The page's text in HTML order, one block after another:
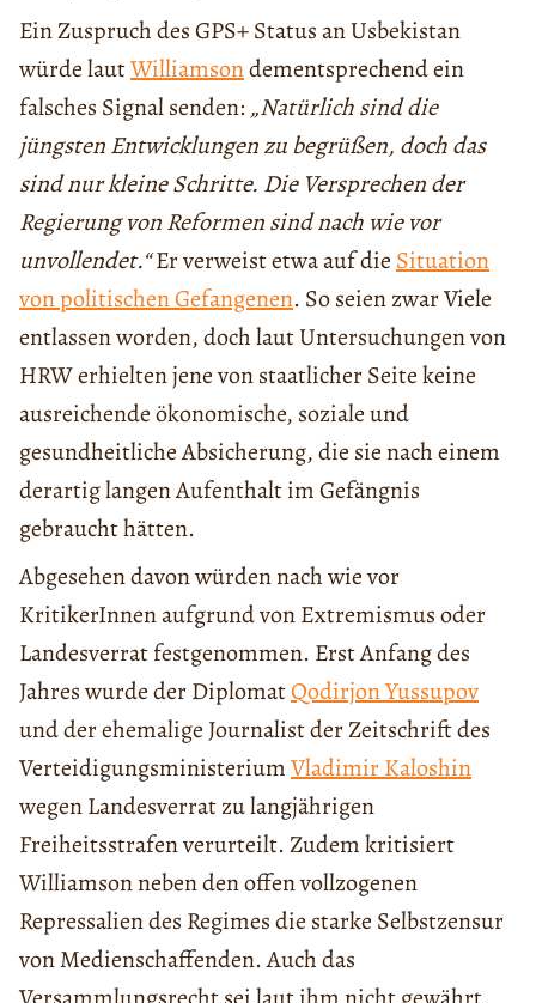
Ein Zuspruch des GPS+ Status an Usbekistan
würde lautWilliamsondementsprechend ein
falsches Signal senden: „Natürlich sind die
jüngsten Entwicklungen zu begrüßen, doch das
sind nur kleine Schritte. Die Versprechen der
Regierung von Reformen sind nach wie vor
unvollendet.“Er verweist etwa auf die Situation
von politischen Gefangenen. So seien zwar Viele
entlassen worden, doch laut Untersuchungen von
HRW erhielten jene von staatlicher Seite keine
ausreichende ökonomische, soziale und
gesundheitliche Absicherung, die sie nach einem
derartig langen Aufenthalt im Gefängnis
gebraucht hätten.
Abgesehen davon würden nach wie vor
KritikerInnen aufgrund von Extremismus oder
Landesverrat festgenommen. Erst Anfang des
Jahres wurde der DiplomatQodirjon Yussupov
und der ehemalige Journalist der Zeitschrift des
VerteidigungsministeriumVladimir Kaloshin
wegen Landesverrat zu langjährigen
Freiheitsstrafen verurteilt. Zudem kritisiert
Williamson neben den offen vollzogenen
Repressalien des Regimes die starke Selbstzensur
von Medienschaffenden. Auch das